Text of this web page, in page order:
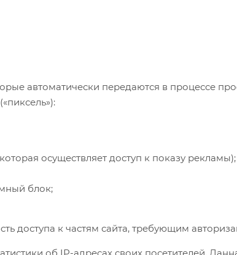
автоматически передаются в процессе
осуществляет доступ к показу рекламы);
блок;
доступа к частям сайта, требующим